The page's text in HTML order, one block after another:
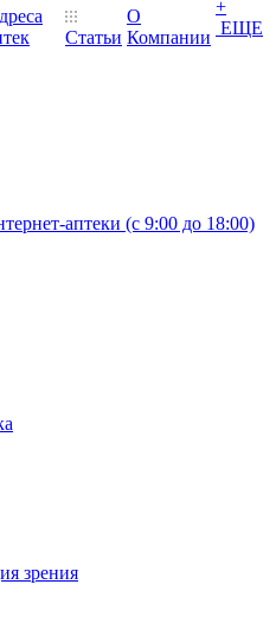
Статьи
О
Компании
+
ЕЩЕ
аптеки (с 9:00 до 18:00)
зрения